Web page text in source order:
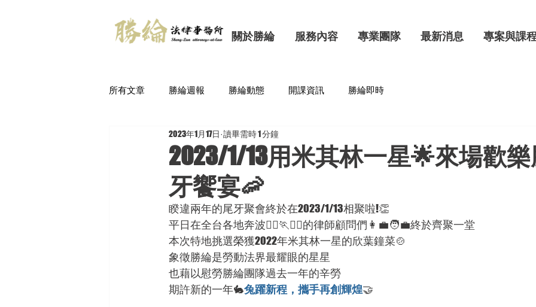
關於勝綸 服務內容 專業團隊 最新消息 專案與課
所有文章 勝綸週報 勝綸動態 開課資訊 勝綸即時
2023/1/13用米其林一星🌟來場歡
牙饗宴🦐
2023年1月17日 讀畢需時 1 分鐘
睽違兩年的尾牙聚會終於在2023/1/13相聚啦!👏
平日在全台各地奔波🏃‍♀️🏃🏃‍♂️的律師顧問們👩‍💼🧑‍💼終於齊聚一堂
本次特地挑選榮獲2022年米其林一星的欣葉鐘菜🍲
象徵勝綸是勞動法界最耀眼的星星
也藉以慰勞勝綸團隊過去一年的辛勞
期許新的一年🐇兔躍新程，攜手再創輝煌🤝